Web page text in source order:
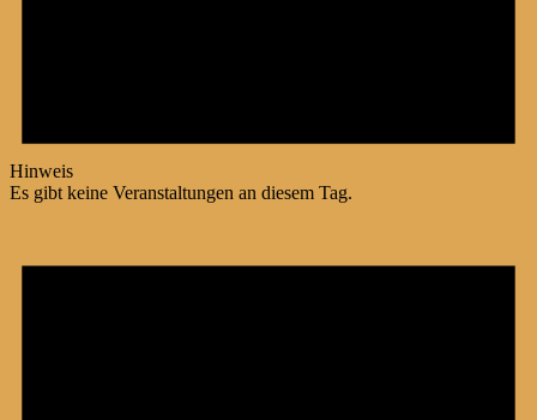
Hinweis
Es gibt keine Veranstaltungen an diesem Tag.